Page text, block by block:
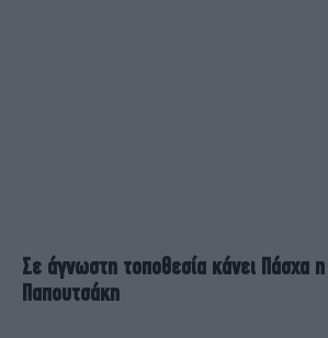
Σε άγνωστη τοποθεσία κάνει Πάσχα
Παπουτσάκη